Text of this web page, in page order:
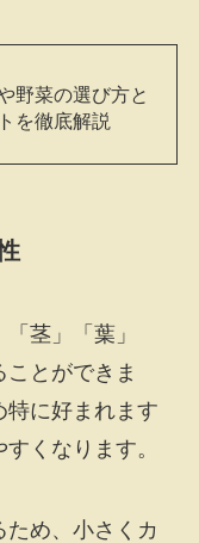
野菜の選び方と
を徹底解説
茎」「葉」
とができま
特に好まれます
くなります。
め、小さくカ